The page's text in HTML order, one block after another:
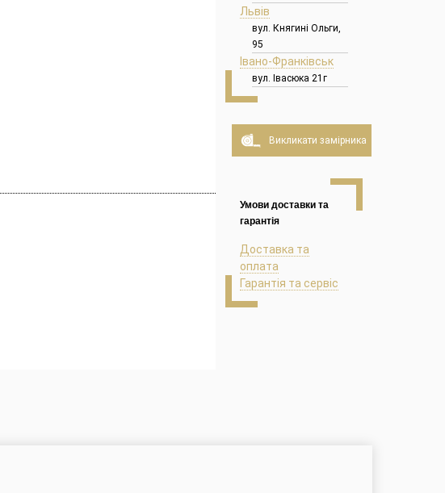
Львів
вул. Княгині Ольги,
95
Івано-Франківськ
вул. Івасюка 21г
Викликати замірника
Умови доставки та
гарантія
Доставка та
оплата
Гарантія та сервіс